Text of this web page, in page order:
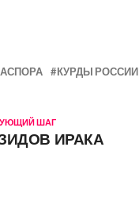
КУРДЫ РОССИИ
ШАГ
ИРАКА